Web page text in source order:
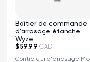
Boîtier de commande
d'arrosage étanche
Wyze
$59.99 CAD
Contrôleur d'arrosage